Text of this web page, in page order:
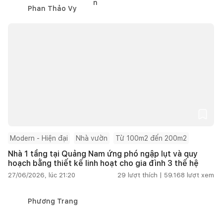
Phan Thảo Vy
Modern - Hiện đại Nhà vườn Từ 100m2 đến 200m2
Nhà 1 tầng tại Quảng Nam ứng phó ngập lụt và quy
hoạch bằng thiết kế linh hoạt cho gia đình 3 thế hệ
27/06/2026, lúc 21:20 29 lượt thích | 59.168 lượt xem
Phương Trang